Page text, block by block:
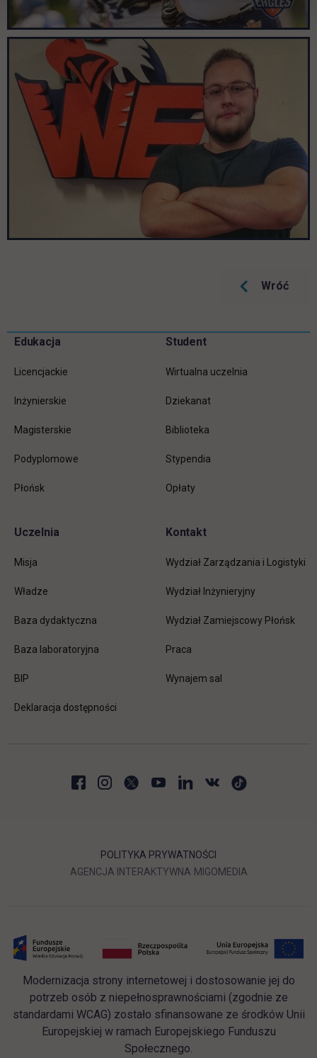
Wróć
Pomiń
Informacje w stopce
Edukacja
Licencjackie
Inżynierskie
Magisterskie
Podyplomowe
Płońsk
Student
Wirtualna uczelnia
Dziekanat
Biblioteka
Stypendia
Opłaty
Uczelnia
Misja
Władze
Baza dydaktyczna
Baza laboratoryjna
BIP
Deklaracja dostępności
Kontakt
Wydział Zarządzania i Logistyki
Wydział Inżynieryjny
Wydział Zamiejscowy Płońsk
Praca
Wynajem sal
POLITYKA PRYWATNOŚCI
AGENCJA INTERAKTYWNA LINK OTWIERA SIĘ W
MIGOMEDIA
Modernizacja strony internetowej i dostosowanie jej do
potrzeb osób z niepełnosprawnościami (zgodnie ze
standardami WCAG) zostało sfinansowane ze środków Unii
Europejskiej w ramach Europejskiego Funduszu
Społecznego.